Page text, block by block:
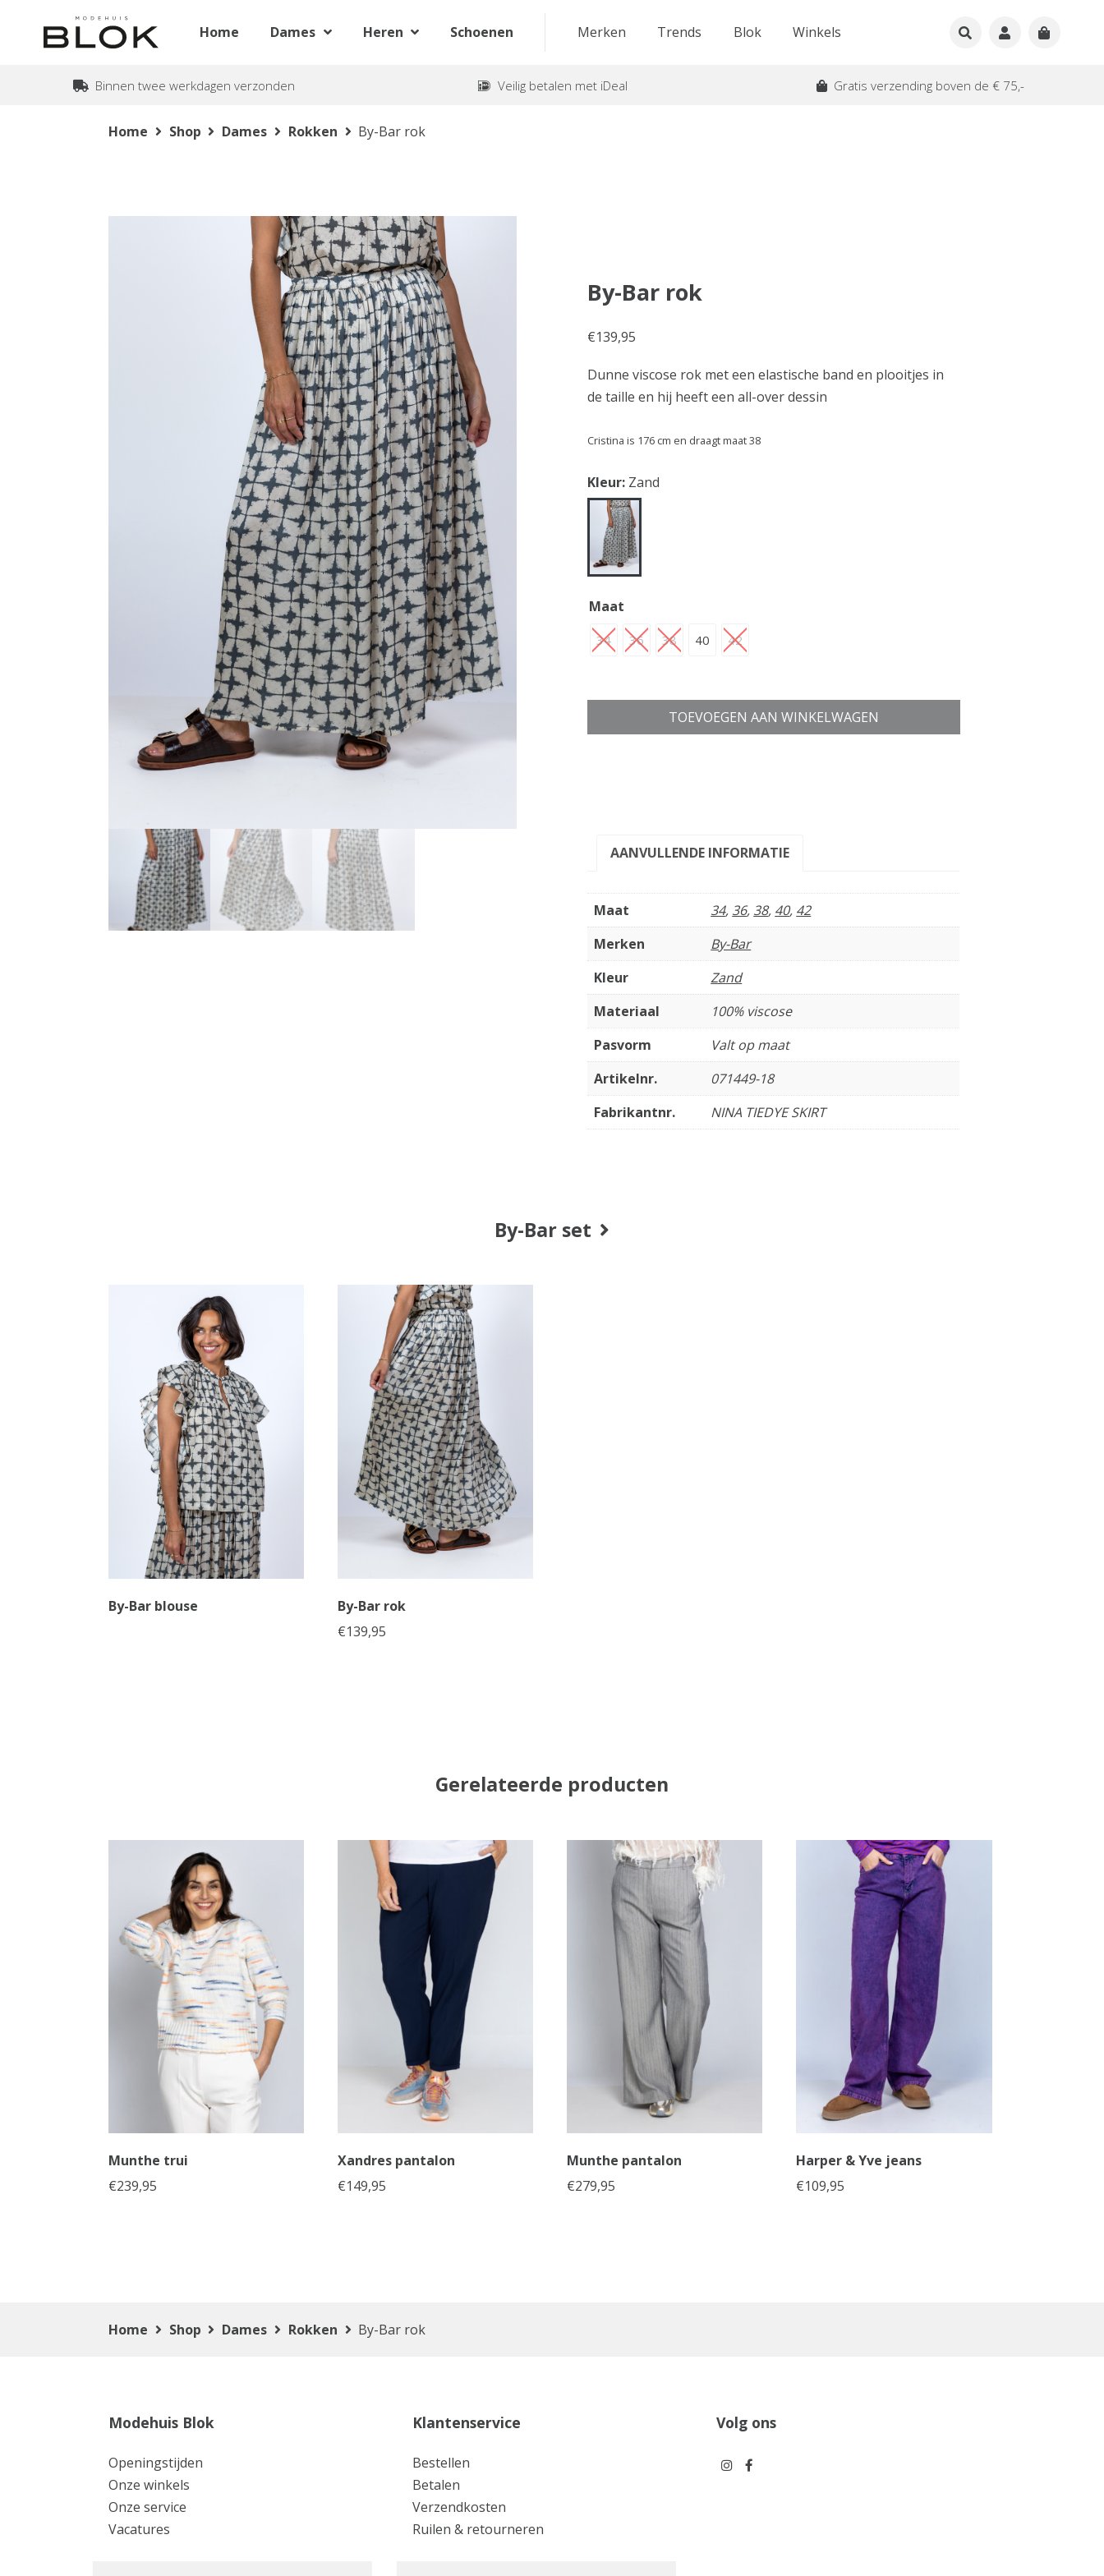
Home Dames Heren Schoenen Merken Trends Blok Winkels
Binnen twee werkdagen verzonden Veilig betalen met iDeal Gratis verzending boven de € 75,-
Home Shop Dames Rokken By-Bar rok
By-Bar rok
€139,95
Dunne viscose rok met een elastische band en plooitjes in
de taille en hij heeft een all-over dessin
Cristina is 176 cm en draagt maat 38
Kleur: Zand
Maat
34 36 38 40 42
TOEVOEGEN AAN WINKELWAGEN
AANVULLENDE INFORMATIE
Maat 34, 36, 38, 40, 42
Merken
By-Bar
Kleur
Zand
Materiaal
100% viscose
Pasvorm
Valt op maat
Artikelnr.
071449-18
Fabrikantnr.
NINA TIEDYE SKIRT
By-Bar set
By-Bar blouse
By-Bar rok
€139,95
Gerelateerde producten
Munthe trui
€239,95
Xandres pantalon
€149,95
Munthe pantalon
€279,95
Harper & Yve jeans
€109,95
Home Shop Dames Rokken By-Bar rok
Modehuis Blok
Openingstijden
Onze winkels
Onze service
Vacatures
Klantenservice
Bestellen
Betalen
Verzendkosten
Ruilen & retourneren
Volg ons